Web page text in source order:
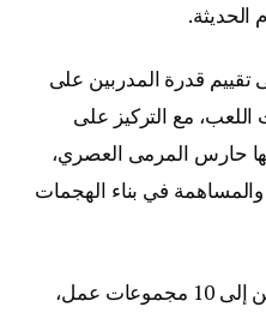
تقييم قدرة المدربين على
مع التركيز على
حارس المرمى العصري،
في بناء الهجمات
وتم تقسيم المدربين المشاركين إلى 10 مجموعات عمل،